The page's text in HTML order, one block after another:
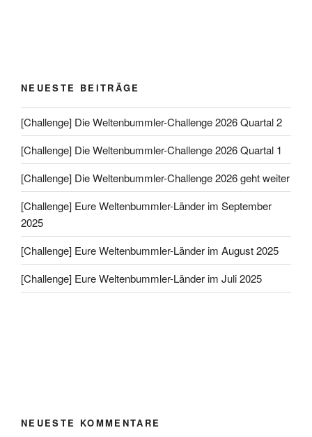
NEUESTE BEITRÄGE
[Challenge] Die Weltenbummler-Challenge 2026 Quartal 2
[Challenge] Die Weltenbummler-Challenge 2026 Quartal 1
[Challenge] Die Weltenbummler-Challenge 2026 geht weiter
[Challenge] Eure Weltenbummler-Länder im September
2025
[Challenge] Eure Weltenbummler-Länder im August 2025
[Challenge] Eure Weltenbummler-Länder im Juli 2025
NEUESTE KOMMENTARE